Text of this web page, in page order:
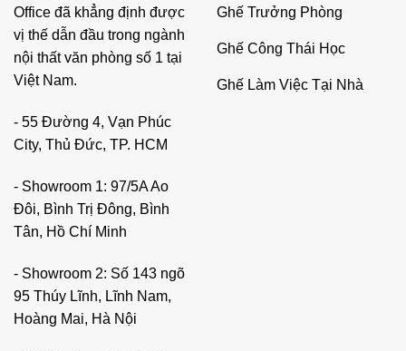
Office đã khẳng định được
vị thế dẫn đầu trong ngành
nội thất văn phòng số 1 tại
Việt Nam.
- 55 Đường 4, Vạn Phúc
City, Thủ Đức, TP. HCM
- Showroom 1: 97/5A Ao
Đôi, Bình Trị Đông, Bình
Tân, Hồ Chí Minh
- Showroom 2: Số 143 ngõ
95 Thúy Lĩnh, Lĩnh Nam,
Hoàng Mai, Hà Nội
Ghế Trưởng Phòng
Ghế Công Thái Học
Ghế Làm Việc Tại Nhà